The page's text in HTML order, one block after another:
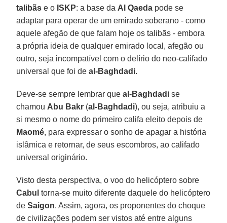
talibãs e o ISKP: a base da Al Qaeda pode se
adaptar para operar de um emirado soberano - como
aquele afegão de que falam hoje os talibãs - embora
a própria ideia de qualquer emirado local, afegão ou
outro, seja incompatível com o delírio do neo-califado
universal que foi deal-Baghdadi.
Deve-se sempre lembrar queal-Baghdadi se
chamou Abu Bakr (al-Baghdadi), ou seja, atribuiu a
si mesmo o nome do primeiro califa eleito depois de
Maomé, para expressar o sonho de apagar a história
islâmica e retornar, de seus escombros, ao califado
universal originário.
Visto desta perspectiva, o voo do helicóptero sobre
Cabul torna-se muito diferente daquele do helicóptero
deSaigon. Assim, agora, os proponentes do choque
de civilizações podem ser vistos até entre alguns